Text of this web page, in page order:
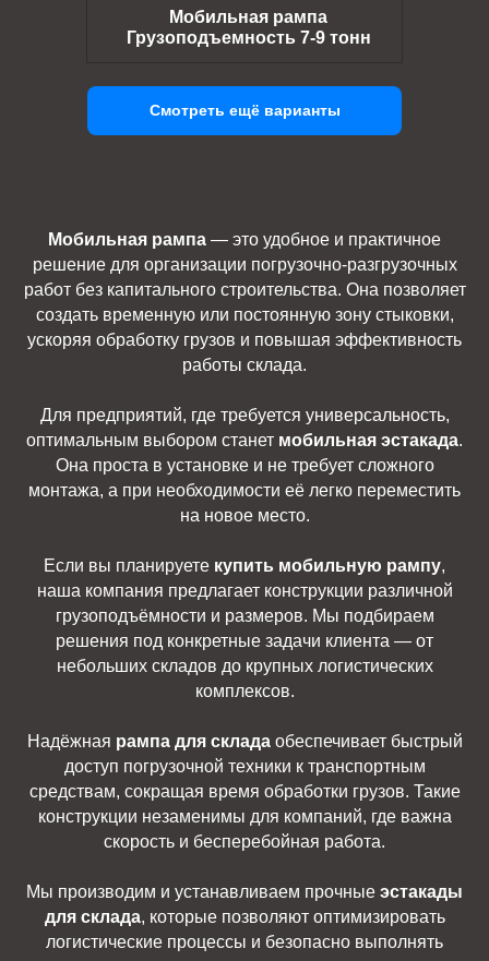
Мобильная рампа
Грузоподъемность 7-9 тонн
Смотреть ещё варианты
Мобильная рампа — это удобное и практичное
решение для организации погрузочно-разгрузочных
работ без капитального строительства. Она позволяет
создать временную или постоянную зону стыковки,
ускоряя обработку грузов и повышая эффективность
работы склада.
Для предприятий, где требуется универсальность,
оптимальным выбором станет мобильная эстакада.
Она проста в установке и не требует сложного
монтажа, а при необходимости её легко переместить
на новое место.
Если вы планируете купить мобильную рампу,
наша компания предлагает конструкции различной
грузоподъёмности и размеров. Мы подбираем
решения под конкретные задачи клиента — от
небольших складов до крупных логистических
комплексов.
Надёжная рампа для складаобеспечивает быстрый
доступ погрузочной техники к транспортным
средствам, сокращая время обработки грузов. Такие
конструкции незаменимы для компаний, где важна
скорость и бесперебойная работа.
Мы производим и устанавливаем прочные эстакады
для склада, которые позволяют оптимизировать
логистические процессы и безопасно выполнять